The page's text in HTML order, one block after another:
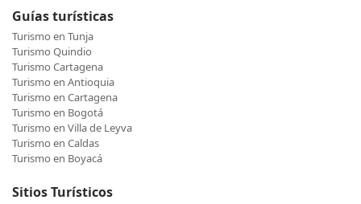
Guías turísticas
Turismo en Tunja
Turismo Quindio
Turismo Cartagena
Turismo en Antioquia
Turismo en Cartagena
Turismo en Bogotá
Turismo en Villa de Leyva
Turismo en Caldas
Turismo en Boyacá
Sitios Turísticos